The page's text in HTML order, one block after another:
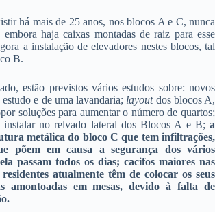
há mais de 25 anos, nos blocos A e C, nunca
embora haja caixas montadas de raiz para esse
a instalação de elevadores nestes blocos, tal
B.
estão previstos vários estudos sobre: novos
estudo e de uma lavandaria; layout dos blocos A,
soluções para aumentar o número de quartos;
instalar no relvado lateral dos Blocos A e B; a
metálica do bloco C que tem infiltrações,
põem em causa a segurança dos vários
passam todos os dias; cacifos maiores nas
atualmente têm de colocar os seus
amontoadas em mesas, devido à falta de